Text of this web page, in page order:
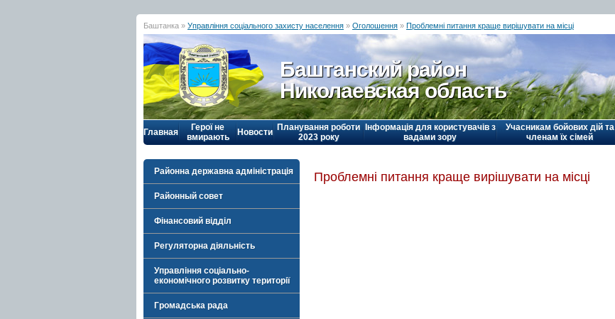
Баштанка » Управління соціального захисту населення » Оголошення » Проблемні питання краще вирішувати на місці
Баштанский район
Николаевская область
Главная
Герої не
вмирають
Новости Планування роботи
2023 року
Інформація для користувачів з
вадами зору
Учасникам бойових дій та
членам їх сімей
Районна державна адміністрація
Районный совет
Фінансовий відділ
Регуляторна діяльність
Управління соціально-
економічного розвитку території
Громадська рада
Проблемні питання краще вирішувати на місці